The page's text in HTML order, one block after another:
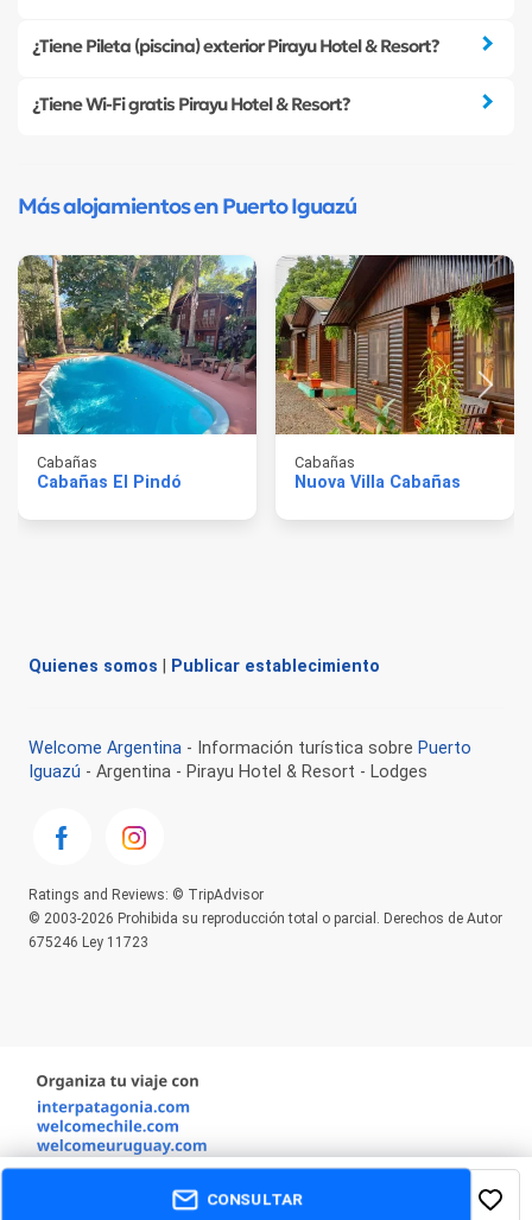
¿Tiene Pileta (piscina) exterior Pirayu Hotel & Resort?
¿Tiene Wi-Fi gratis Pirayu Hotel & Resort?
Más alojamientos en Puerto Iguazú
Cabañas
Cabañas El Pindó
Cabañas
Nuova Villa Cabañas
CONSULTAR
Quienes somos Publicar establecimiento
Welcome Argentina - Información turística sobre Puerto
Iguazú - Argentina - Pirayu Hotel & Resort - Lodges
Ratings and Reviews: © TripAdvisor
© 2003-2026 Prohibida su reproducción total o parcial. Derechos de Autor
675246 Ley 11723